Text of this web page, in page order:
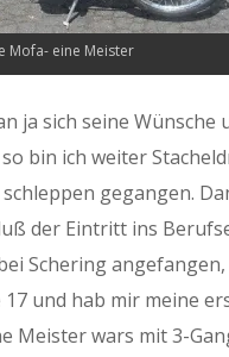
Mofa- eine Meister
ja sich seine Wünsche
bin ich weiter
gegangen.
der Eintritt ins
Schering
und hab mir meine
Meister wars mit 3-